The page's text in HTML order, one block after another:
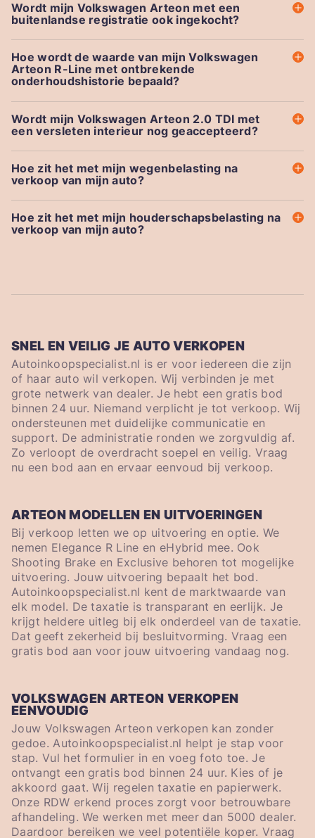
Wordt mijn Volkswagen Arteon met een
buitenlandse registratie ook ingekocht?
Hoe wordt de waarde van mijn Volkswagen
Arteon R-Line met ontbrekende
onderhoudshistorie bepaald?
Wordt mijn Volkswagen Arteon 2.0 TDI met
een versleten interieur nog geaccepteerd?
Hoe zit het met mijn wegenbelasting na
verkoop van mijn auto?
Hoe zit het met mijn houderschapsbelasting na
verkoop van mijn auto?
SNEL EN VEILIG JE AUTO VERKOPEN
Autoinkoopspecialist.nl is er voor iedereen die zijn
of haar auto wil verkopen. Wij verbinden je met
grote netwerk van dealer. Je hebt een gratis bod
binnen 24 uur. Niemand verplicht je tot verkoop. Wij
ondersteunen met duidelijke communicatie en
support. De administratie ronden we zorgvuldig af.
Zo verloopt de overdracht soepel en veilig. Vraag
nu een bod aan en ervaar eenvoud bij verkoop.
ARTEON MODELLEN EN UITVOERINGEN
Bij verkoop letten we op uitvoering en optie. We
nemen Elegance R Line en eHybrid mee. Ook
Shooting Brake en Exclusive behoren tot mogelijke
uitvoering. Jouw uitvoering bepaalt het bod.
Autoinkoopspecialist.nl kent de marktwaarde van
elk model. De taxatie is transparant en eerlijk. Je
krijgt heldere uitleg bij elk onderdeel van de taxatie.
Dat geeft zekerheid bij besluitvorming. Vraag een
gratis bod aan voor jouw uitvoering vandaag nog.
VOLKSWAGEN ARTEON VERKOPEN
EENVOUDIG
Jouw Volkswagen Arteon verkopen kan zonder
gedoe. Autoinkoopspecialist.nl helpt je stap voor
stap. Vul het formulier in en voeg foto toe. Je
ontvangt een gratis bod binnen 24 uur. Kies of je
akkoord gaat. Wij regelen taxatie en papierwerk.
Onze RDW erkend proces zorgt voor betrouwbare
afhandeling. We werken met meer dan 5000 dealer.
Daardoor bereiken we veel potentiële koper. Vraag